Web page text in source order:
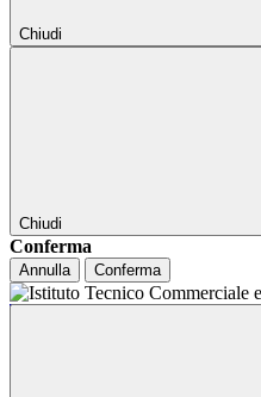
Chiudi
Chiudi
Conferma
Annulla Conferma